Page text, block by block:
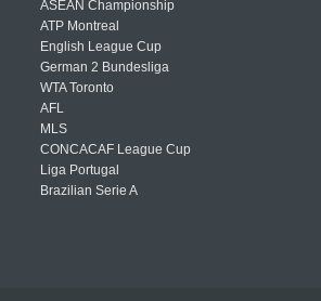
ASEAN Championship
ATP Montreal
English League Cup
German 2 Bundesliga
WTA Toronto
AFL
MLS
CONCACAF League Cup
Liga Portugal
Brazilian Serie A